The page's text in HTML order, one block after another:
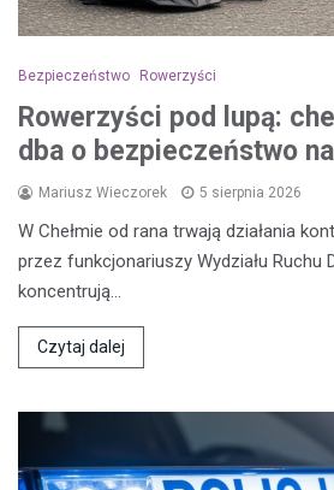
Bezpieczeństwo Rowerzyści
Rowerzyści pod lupą:
dba o bezpieczeństwo
Mariusz Wieczorek 5 sierpnia 2026
W Chełmie od rana trwają działania
przez funkcjonariuszy Wydziału Ruchu
koncentrują…
Czytaj dalej